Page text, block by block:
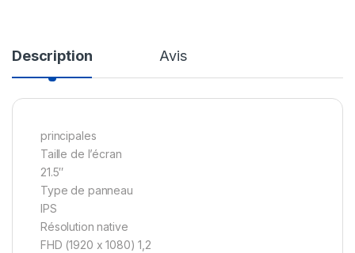
Description Avis
principales
Taille de l’écran
21.5″
Type de panneau
IPS
Résolution native
FHD (1920 x 1080) 1,2